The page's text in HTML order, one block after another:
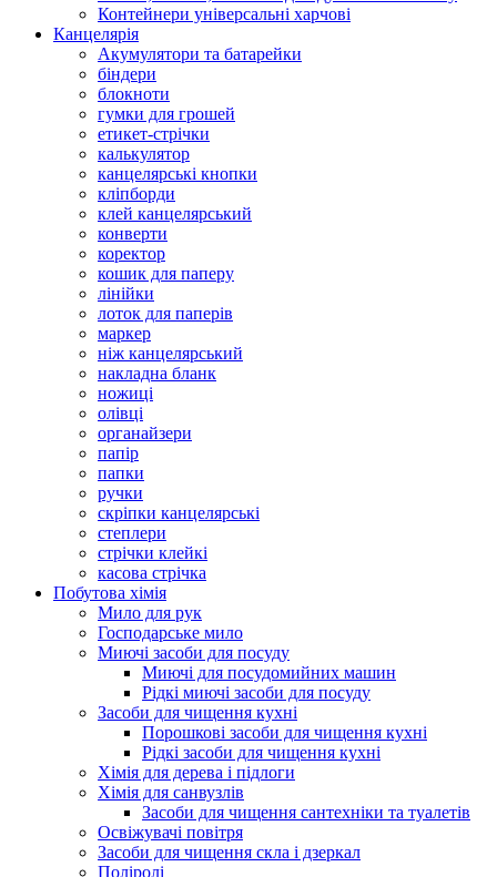
Контейнери універсальні харчові
Канцелярія
Акумулятори та батарейки
біндери
блокноти
гумки для грошей
етикет-стрічки
калькулятор
канцелярські кнопки
кліпборди
клей канцелярський
конверти
коректор
кошик для паперу
лінійки
лоток для паперів
маркер
ніж канцелярський
накладна бланк
ножиці
олівці
органайзери
папір
папки
ручки
скріпки канцелярські
степлери
стрічки клейкі
касова стрічка
Побутова хімія
Мило для рук
Господарське мило
Миючі засоби для посуду
Миючі для посудомийних машин
Рідкі миючі засоби для посуду
Засоби для чищення кухні
Порошкові засоби для чищення кухні
Рідкі засоби для чищення кухні
Хімія для дерева і підлоги
Хімія для санвузлів
Засоби для чищення сантехніки та туалетів
Освіжувачі повітря
Засоби для чищення скла і дзеркал
Поліролі